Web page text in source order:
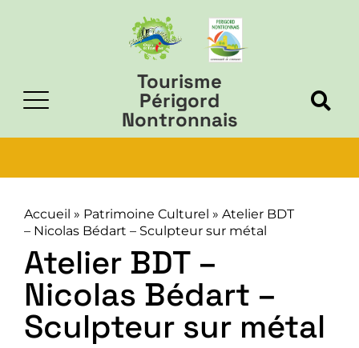
Tourisme
Périgord
Nontronnais
Accueil » Patrimoine Culturel » Atelier BDT
– Nicolas Bédart – Sculpteur sur métal
Atelier BDT –
Nicolas Bédart –
Sculpteur sur métal